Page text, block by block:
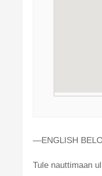
—ENGLISH
Tule nauttimaan